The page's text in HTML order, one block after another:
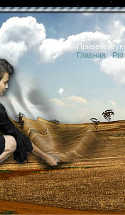
10.08.2026
Главная |